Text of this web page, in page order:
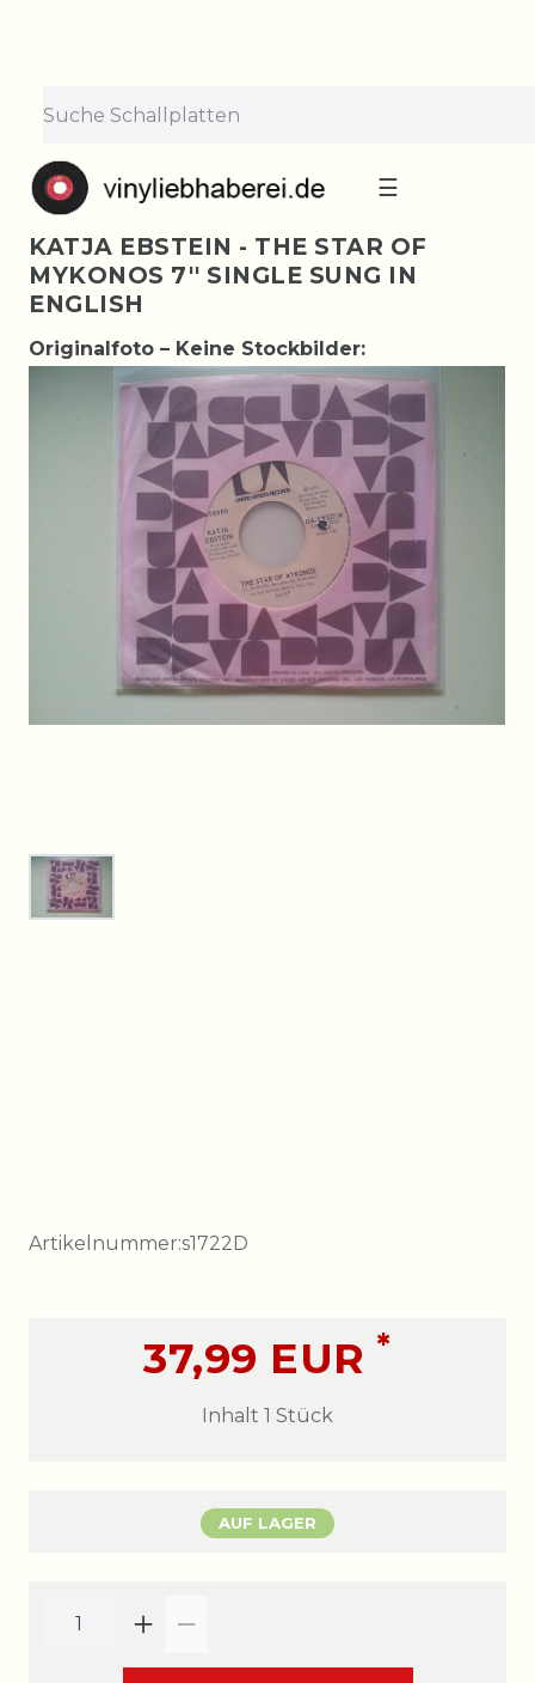
☰
KATJA EBSTEIN - THE STAR OF
MYKONOS 7'' SINGLE SUNG IN
ENGLISH
Originalfoto – Keine Stockbilder:
Artikelnummer:s1722D
37,99 EUR*
Inhalt 1 Stück
AUF LAGER